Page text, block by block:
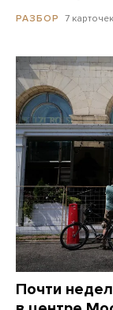
РАЗБОР 7 карточек
Почти